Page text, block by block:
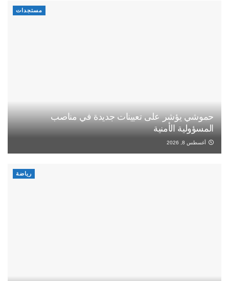
مستجدات
حموشي يؤشر على تعيينات جديدة في مناصب
المسؤولية الأمنية
أغسطس 8, 2026
رياضة